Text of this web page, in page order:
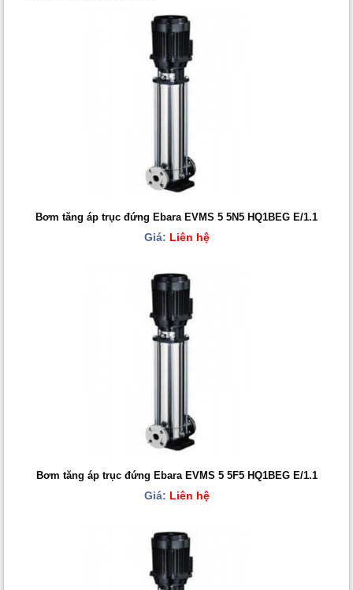
Bơm tăng áp trục đứng Ebara EVMS 5 5N5 HQ1BEG E/1.1
Giá: Liên hệ
Bơm tăng áp trục đứng Ebara EVMS 5 5F5 HQ1BEG E/1.1
Giá: Liên hệ